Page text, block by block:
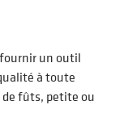
un outil
à toute
de fûts, petite ou